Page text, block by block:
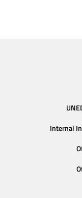
Internal